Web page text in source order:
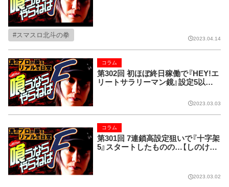
スマスロ北斗の拳 2023.04.14
第302回 初ほぼ終日稼働で『HEY!エ
リートサラリーマン鏡』設定5以上
コラム
2023.03.03
第301回 7連鎖高設定狙いで『十字架
5』スタートしたものの…【しのけん
コラム
2023.03.02